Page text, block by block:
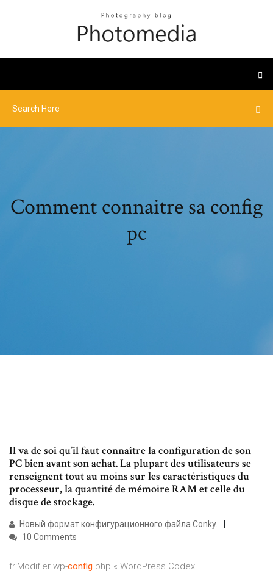
Comment connaitre sa config
pc
Il va de soi qu’il faut connaître la configuration de son
PC bien avant son achat. La plupart des utilisateurs se
renseignent tout au moins sur les caractéristiques du
processeur, la quantité de mémoire RAM et celle du
disque de stockage.
Новый формат конфигурационного файла Conky.
10 Comments
fr:Modifier wp-config.php « WordPress Codex